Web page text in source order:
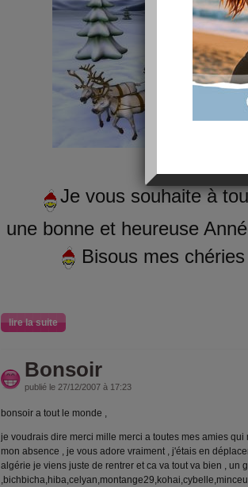
Je vous souhaite à
une bonne et heureuse
Bisous mes chéries
lire la suite
Bonsoir
publié le 27/12/2007 à 17:23
bonsoir a tout le monde ,
je voudrais dire merci mille merci a toutes mes amies qui
mon absence , je vous adore vraiment , j'étais en
algérie je viens juste de rentrer et ca va tout va bien , un